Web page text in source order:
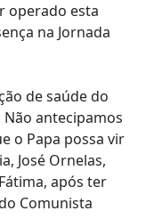
operado esta
na Jornada
de saúde do
Não antecipamos
o Papa possa vir
José Ornelas,
após ter
Comunista